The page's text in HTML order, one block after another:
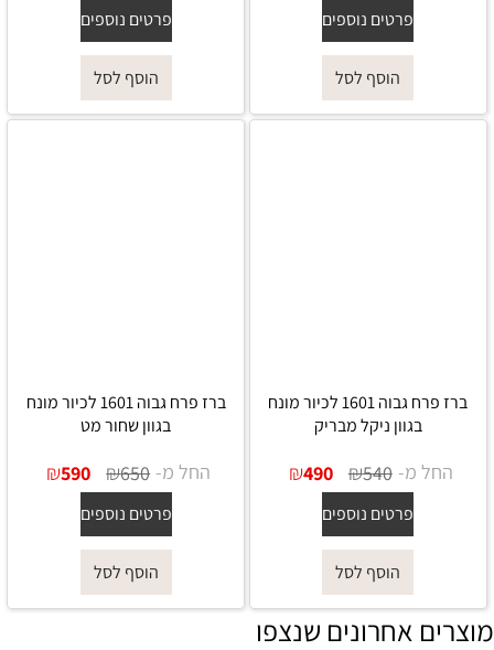
פרטים נוספים
הוסף לסל
פרטים נוספים
הוסף לסל
ברז פרח גבוה 1601 לכיור מונח
בגוון ניקל מבריק
החל מ- ₪540
₪490
פרטים נוספים
הוסף לסל
ברז פרח גבוה 1601 לכיור מונח
בגוון שחור מט
החל מ- ₪650
₪590
פרטים נוספים
הוסף לסל
מוצרים אחרונים שנצפו